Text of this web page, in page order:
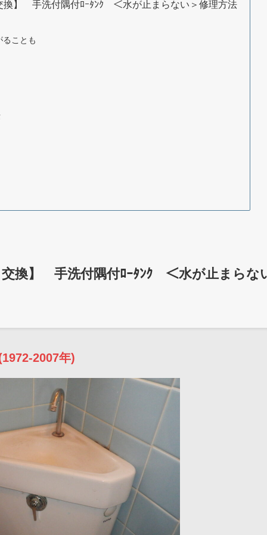
換】 手洗付隅付ﾛｰﾀﾝｸ ＜水が止まらない＞修理方法
ことも
交換】 手洗付隅付ﾛｰﾀﾝｸ ＜水が止まらな
2007年)